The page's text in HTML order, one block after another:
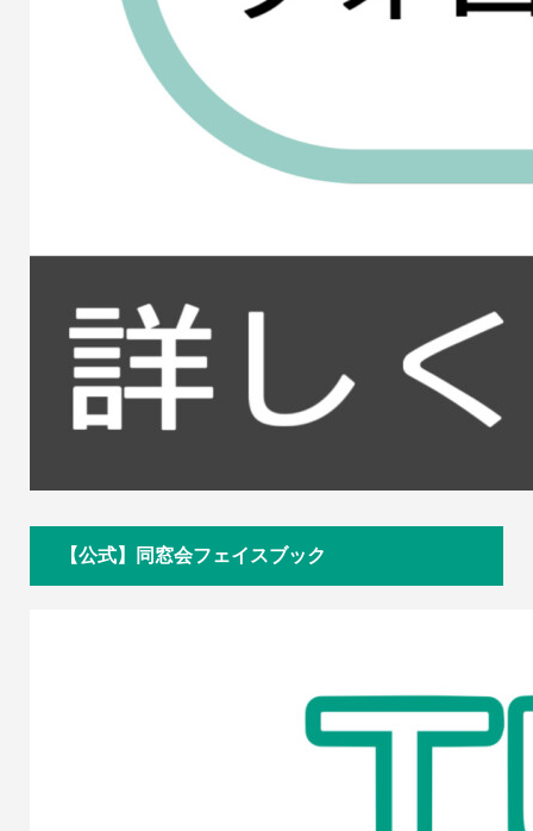
【公式】同窓会フェイスブック